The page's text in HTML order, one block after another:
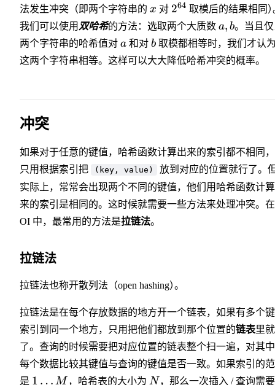
法发生冲突（即两个字符串的 x 对 264 取模后的结果相同
我们可以使用 双哈希的方法：选取两个大质数 a, b。当且
两个字符串的哈希值对 a 和对 b 取模都相等时，我们才认
这两个字符串相等。这样可以大大降低哈希冲突的概率。
冲突
如果对于任意的键值，哈希函数计算出来的索引都不相同
只用根据索引把
(key, value)
放到对应的位置就行了。
实际上，常常会出现两个不同的键值，他们用哈希函数计
来的索引是相同的。这时候就需要一些方法来处理冲突。在
OI 中，最常用的方法是拉链法。
拉链法
拉链法也称开散列法（open hashing）
。
拉链法是在每个存放数据的地方开一个链表，如果有多个
索引到同一个地方，只用把他们都放到那个位置的链表里
了。查询的时候需要把对应位置的链表整个扫一遍，对其
每个数据比较其键值与查询的键值是否一致。如果索引的
是 1 … M ，哈希表的大小为 N ，那么一次插入 / 查询需